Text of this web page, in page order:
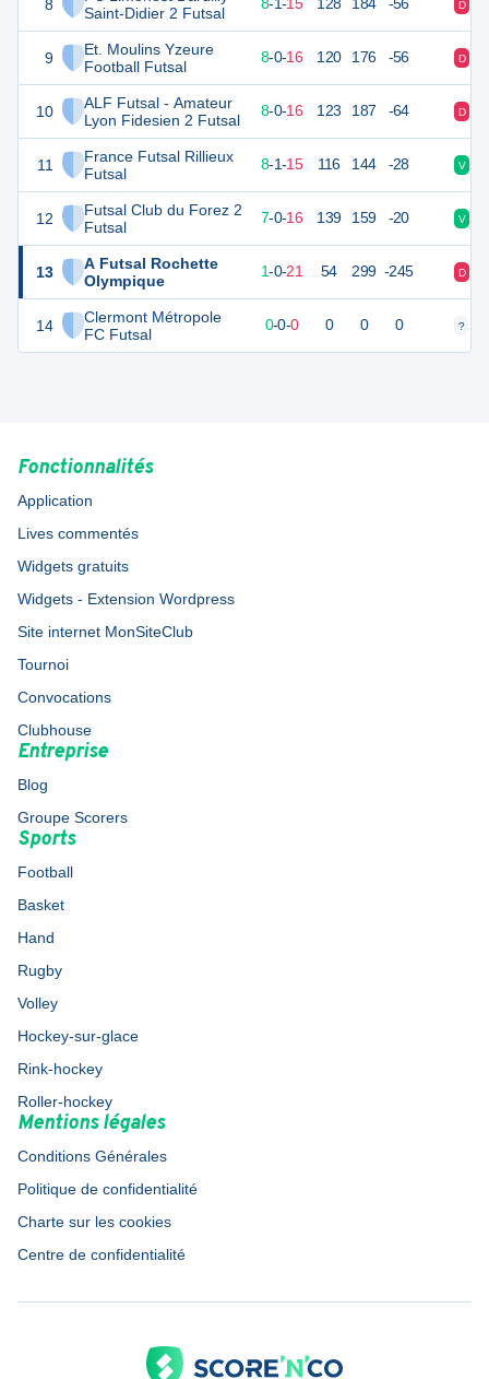
8
Saint-Didier 2 Futsal
9
Et. Moulins Yzeure
Football Futsal
10
ALF Futsal - Amateur
Lyon Fidesien 2 Futsal
11
France Futsal Rillieux
Futsal
12
Futsal Club du Forez 2
Futsal
13
A Futsal Rochette
Olympique
14
Clermont Métropole
FC Futsal
25 24 8-1-15 128 184 -56 D
24 8-0-16 120 176 -56 D
23 24 8-0-16 123 187 -64 D
22 24 8-1-15 116 144 -28 V
20 24 7-0-16 139 159 -20 V
1 1-0-21 54 299 -245 D
0 0-0-0 0 0 0 ?
Fonctionnalités
Application
Lives commentés
Widgets gratuits
Widgets - Extension Wordpress
Site internet MonSiteClub
Tournoi
Convocations
Clubhouse
Entreprise
Blog
Groupe Scorers
Sports
Football
Basket
Hand
Rugby
Volley
Hockey-sur-glace
Rink-hockey
Roller-hockey
Mentions légales
Conditions Générales
Politique de confidentialité
Charte sur les cookies
Centre de confidentialité